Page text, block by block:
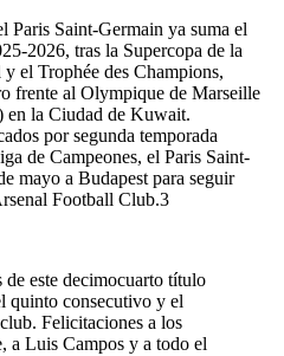
Paris Saint-Germain ya suma el
2026, tras la Supercopa de la
el Trophée des Champions,
frente al Olympique de Marseille
en la Ciudad de Kuwait.
por segunda temporada
de Campeones, el Paris Saint-
mayo a Budapest para seguir
Football Club.3
este decimocuarto título
quinto consecutivo y el
Felicitaciones a los
a Luis Campos y a todo el